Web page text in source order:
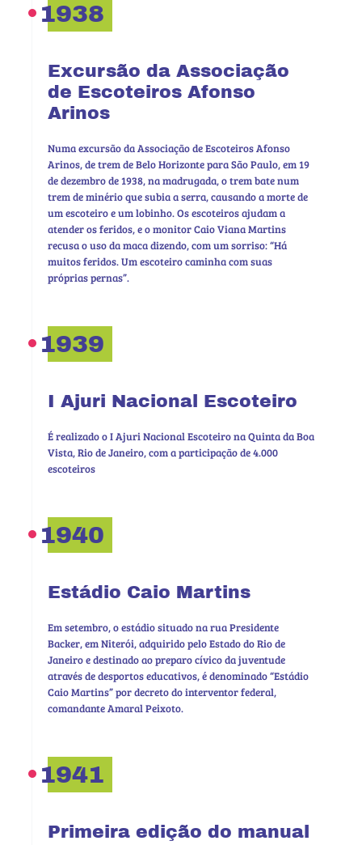
1938
Excursão da Associação
de Escoteiros Afonso
Arinos
Numa excursão da Associação de Escoteiros Afonso
Arinos, de trem de Belo Horizonte para São Paulo, em 19
de dezembro de 1938, na madrugada, o trem bate num
trem de minério que subia a serra, causando a morte de
um escoteiro e um lobinho. Os escoteiros ajudam a
atender os feridos, e o monitor Caio Viana Martins
recusa o uso da maca dizendo, com um sorriso: “Há
muitos feridos. Um escoteiro caminha com suas
próprias pernas”.
1939
I Ajuri Nacional Escoteiro
É realizado o I Ajuri Nacional Escoteiro na Quinta da Boa
Vista, Rio de Janeiro, com a participação de 4.000
escoteiros
1940
Estádio Caio Martins
Em setembro, o estádio situado na rua Presidente
Backer, em Niterói, adquirido pelo Estado do Rio de
Janeiro e destinado ao preparo cívico da juventude
através de desportos educativos, é denominado “Estádio
Caio Martins” por decreto do interventor federal,
comandante Amaral Peixoto.
1941
Primeira edição do manual